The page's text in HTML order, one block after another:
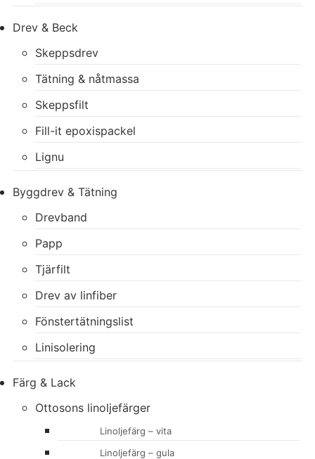
Drev & Beck
Skeppsdrev
Tätning & nåtmassa
Skeppsfilt
Fill-it epoxispackel
Lignu
Byggdrev & Tätning
Drevband
Papp
Tjärfilt
Drev av linfiber
Fönstertätningslist
Linisolering
Färg & Lack
Ottosons linoljefärger
Linoljefärg – vita
Linoljefärg – gula